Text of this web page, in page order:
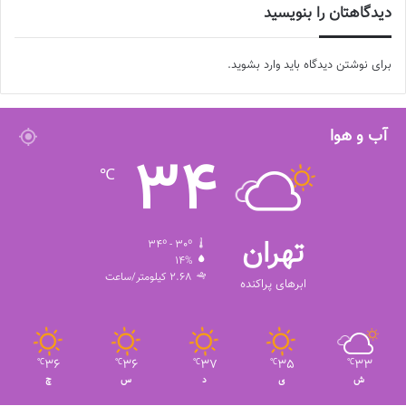
دیدگاهتان را بنویسید
برای نوشتن دیدگاه باید وارد بشوید.
آب و هوا
تهران
ابرهای پراکنده
34
℃
34º - 30º
14%
2.68 کیلومتر/ساعت
33
℃
ش
35
℃
ی
37
℃
د
36
℃
س
36
℃
چ